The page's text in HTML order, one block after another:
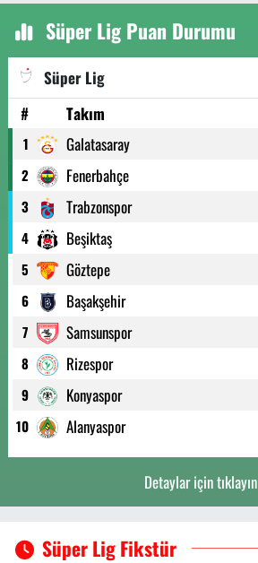
Süper Lig Puan Durumu
Süper Lig
#
Takım
1 Galatasaray
2 Fenerbahçe
3 Trabzonspor
4 Beşiktaş
5 Göztepe
6 Başakşehir
7 Samsunspor
8 Rizespor
9 Konyaspor
10 Alanyaspor
Detaylar için tıklayın
Süper Lig Fikstür